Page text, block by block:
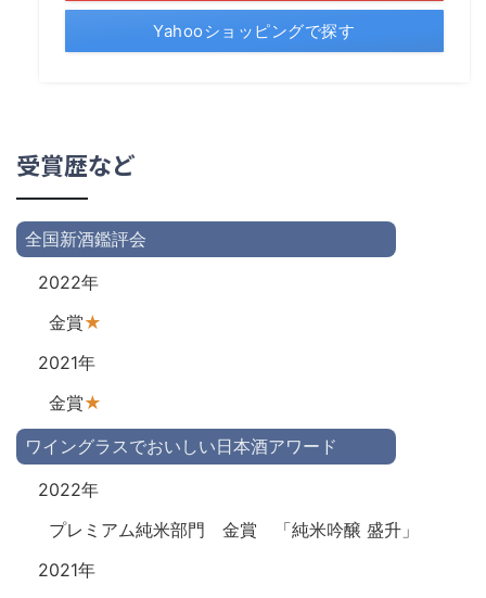
Yahooショッピングで探す
受賞歴など
全国新酒鑑評会
2022年
金賞★
2021年
金賞★
ワイングラスでおいしい日本酒アワード
2022年
プレミアム純米部門 金賞 「純米吟醸 盛升」
2021年